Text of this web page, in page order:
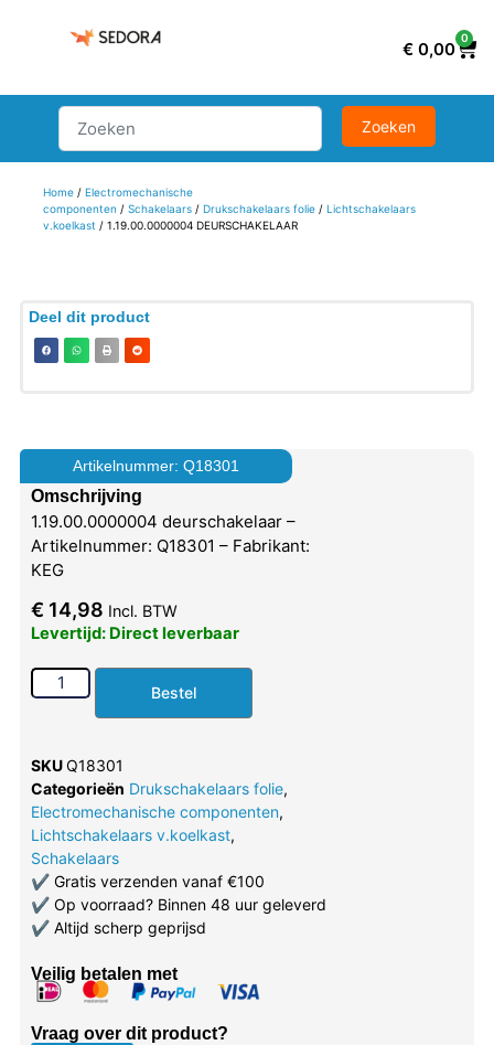
€ 0,00
0
Home/ Electromechanische
componenten / Schakelaars/ Drukschakelaars folie/ Lichtschakelaars
v.koelkast / 1.19.00.0000004 DEURSCHAKELAAR
Deel dit product
Artikelnummer: Q18301
Omschrijving
1.19.00.0000004 deurschakelaar –
Artikelnummer: Q18301 – Fabrikant:
KEG
€ 14,98 Incl. BTW
Levertijd: Direct leverbaar
Bestel
SKUQ18301
Categorieën Drukschakelaars folie,
Electromechanische componenten,
Lichtschakelaars v.koelkast,
Schakelaars
✔Gratis verzenden vanaf €100
✔Op voorraad? Binnen 48 uur geleverd
✔Altijd scherp geprijsd
Veilig betalen met
Vraag over dit product?